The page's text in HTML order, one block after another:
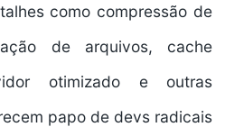
como compressão de
de arquivos, cache
otimizado e outras
papo de devs radicais